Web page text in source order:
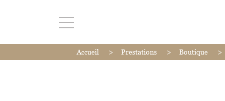
Accueil > Prestations > Boutique >